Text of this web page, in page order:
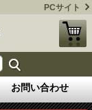
PCサイト
お問い合わせ